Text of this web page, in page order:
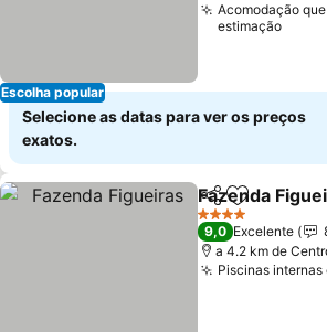
Escolha popular
Acomodação
estimação
Selecione as datas para ver os preços
exatos.
PartilharAdicionar
Fazenda
4 Estrelas
9,0 Excelente
a 4.2 km de
Piscinas internas